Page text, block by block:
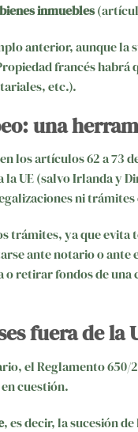
inmuebles
anterior, aunque la
francés
etc.).
una
los artículos 62 a 73
UE (salvo Irlanda y
ni
trámites, ya que
ante notario o
retirar fondos de
fuera de la
el Reglamento 650/
cuestión.
, es decir, la sucesión